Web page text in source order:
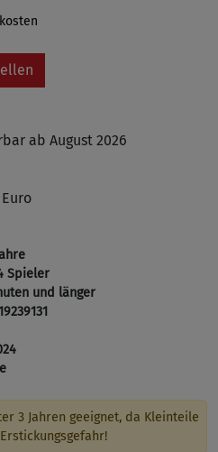
ab August 2026
Spieler
und länger
3 Jahren geeignet, da Kleinteile